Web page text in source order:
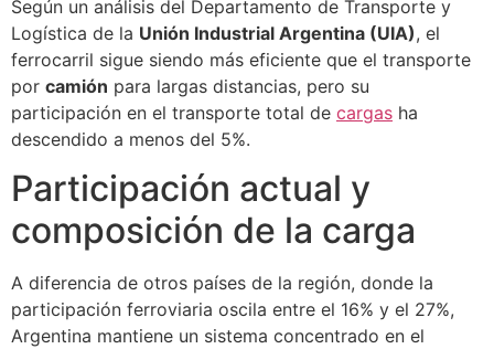
Según un análisis del Departamento de Transporte y
Logística de la Unión Industrial Argentina (UIA), el
ferrocarril sigue siendo más eficiente que el transporte
por camión para largas distancias, pero su
participación en el transporte total de cargas ha
descendido a menos del 5%.
Participación actual y
composición de la carga
A diferencia de otros países de la región, donde la
participación ferroviaria oscila entre el 16% y el 27%,
Argentina mantiene un sistema concentrado en el